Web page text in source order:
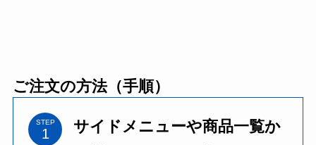
ご注文の方法（手順）
STEP
サイドメニューや商品一覧か